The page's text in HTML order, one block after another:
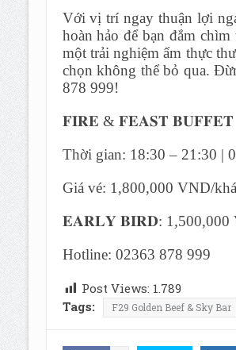
Với vị trí ngay thuận lợi
hoàn hảo để bạn đắm
một trải nghiệm ẩm thực
chọn không thể bỏ qua.
878 999!
𝐅𝐈𝐑𝐄 & 𝐅𝐄𝐀𝐒𝐓 𝐁𝐔𝐅𝐅𝐄𝐓
Thời gian: 18:30 – 21:30 |
Giá vé: 1,800,000 VND/
𝐄𝐀𝐑𝐋𝐘 𝐁𝐈𝐑𝐃: 1,500,000
Hotline: 02363 878 999
Post Views: 1.789
Tags:
F29 Golden Beef & Sky Bar